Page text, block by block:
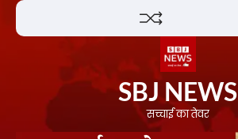
Skip
SBJ NEWS
सच्चाई का तेवर